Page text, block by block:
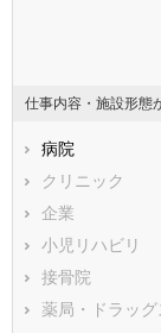
石川県
静岡県
滋賀県
兵庫県
鳥取県
広島県
香川県
仕事内容・施設形態
病院
クリニック
企業
小児リハビリ
接骨院
薬局・ドラッグ